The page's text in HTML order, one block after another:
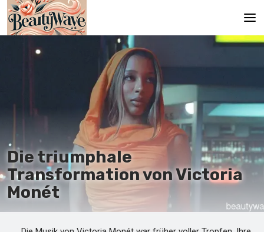
Hauptseite
It
De
Die triumphale
Transformation von Victoria
Monét